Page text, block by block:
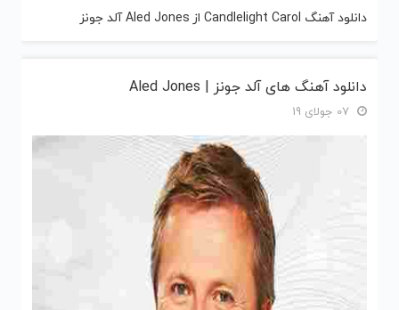
دانلود آهنگ Candlelight Carol از Aled Jones آلد جونز
دانلود آهنگ های آلد جونز | Aled Jones